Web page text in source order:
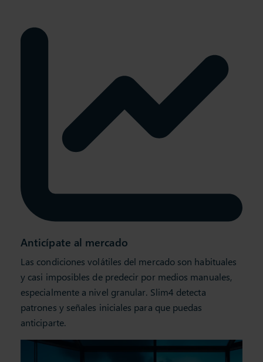
Anticípate al mercado
Las condiciones volátiles del mercado son habituales
y casi imposibles de predecir por medios manuales,
especialmente a nivel granular. Slim4 detecta
patrones y señales iniciales para que puedas
anticiparte.